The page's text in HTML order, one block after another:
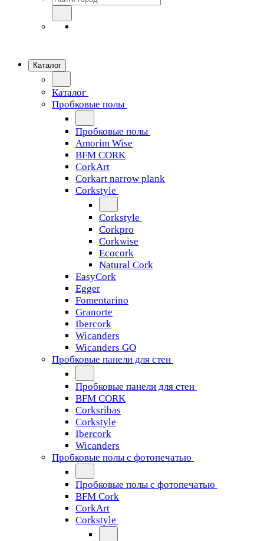
Каталог
Каталог
Пробковые полы
Пробковые полы
Amorim Wise
BFM CORK
CorkArt
Corkart narrow plank
Corkstyle
Corkstyle
Corkpro
Corkwise
Ecocork
Natural Cork
EasyCork
Egger
Fomentarino
Granorte
Ibercork
Wicanders
Wicanders GO
Пробковые панели для стен
Пробковые панели для стен
BFM CORK
Corksribas
Corkstyle
Ibercork
Wicanders
Пробковые полы с фотопечатью
Пробковые полы с фотопечатью
BFM Cork
CorkArt
Corkstyle